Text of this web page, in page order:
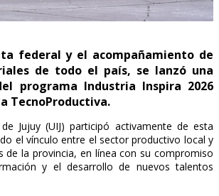
federal y el acompañamiento de
de todo el país, se lanzó una
programa Industria Inspira 2026
TecnoProductiva.
Jujuy (UIJ) participó activamente de esta
el vínculo entre el sector productivo local y
de la provincia, en línea con su compromiso
y el desarrollo de nuevos talentos